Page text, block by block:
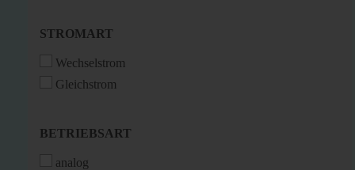
STROMART
STROMART
Wechselstrom
Gleichstrom
BETRIEBSART
BETRIEBSART
analog